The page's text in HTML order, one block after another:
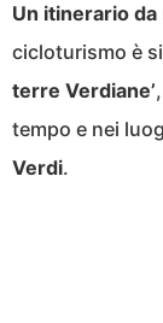
Un itinerario
cicloturismo è
terre Verdiane’
tempo e nei
Verdi.